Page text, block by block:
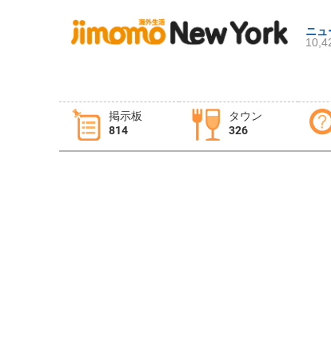
ニュ
掲示板
814
タウン
326
タウン情報